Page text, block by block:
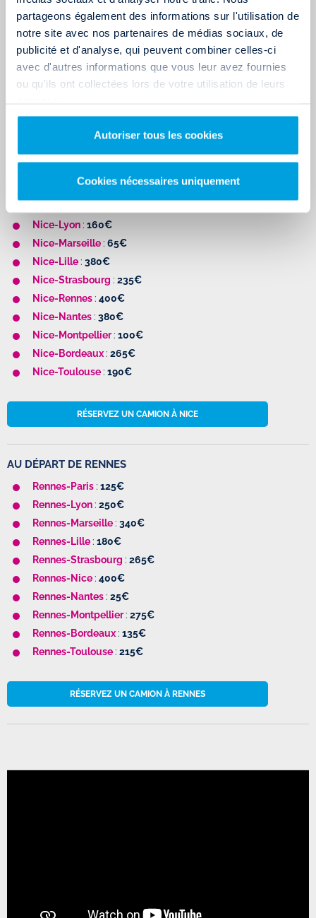
partageons également des informations sur l'utilisation de
notre site avec nos partenaires de médias sociaux, de
publicité et d'analyse, qui peuvent combiner celles-ci
avec d'autres informations que vous leur avez fournies
ou qu'ils ont collectées lors de votre utilisation de leurs
Autoriser tous les cookies
Cookies nécessaires uniquement
Toulouse-Rennes:210€
Toulouse-Nantes :190€
Toulouse-Montpellier :80€
Toulouse-Bordeaux:80€
Toulouse
RÉSERVEZ UN CAMION À TOULOUSE
AU DÉPART DE NICE
Nice-Lyon : 160€
Nice-Marseille: 65€
Nice-Lille: 380€
Nice-Strasbourg : 235€
Nice-Rennes : 400€
Nice-Nantes : 380€
Nice-Montpellier : 100€
Nice-Bordeaux : 265€
Nice-Toulouse : 190€
RÉSERVEZ UN CAMION À NICE
AU DÉPART DE RENNES
Rennes-Paris : 125€
Rennes-Lyon : 250€
Rennes-Marseille : 340€
Rennes-Lille : 180€
Rennes-Strasbourg : 265€
Rennes-Nice : 400€
Rennes-Nantes : 25€
Rennes-Montpellier : 275€
Rennes-Bordeaux : 135€
Rennes-Toulouse : 215€
RÉSERVEZ UN CAMION À RENNES